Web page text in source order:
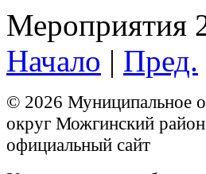
Мероприятия
Начало | Пред.
© 2026 Муниципальное
округ Можгинский
официальный сайт